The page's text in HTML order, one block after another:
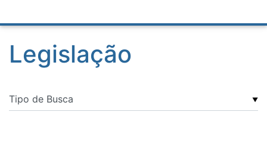
Legislação
▼